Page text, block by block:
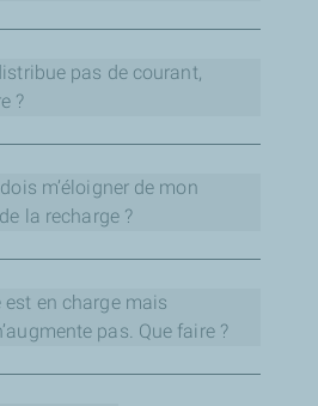
de celle-ci est strictement
pas de courant,
?
affiché sur la borne :
m’éloigner de mon
la recharge ?
la recharge mais rien ne
en charge mais
pas. Que faire ?